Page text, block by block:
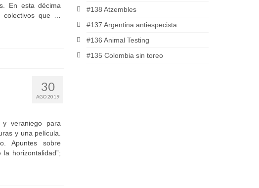
En esta décima
colectivos que …
30
AGO 2019
veraniego para
y una película.
Apuntes sobre
horizontalidad”;
#138 Atzembles
#137 Argentina antiespecista
#136 Animal Testing
#135 Colombia sin toreo